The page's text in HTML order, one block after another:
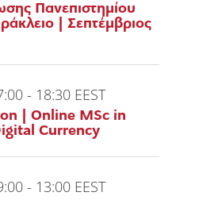
Πανεπιστημίου
| Σεπτέμβριος
- 18:30 EEST
| Online MSc in
Currency
- 13:00 EEST